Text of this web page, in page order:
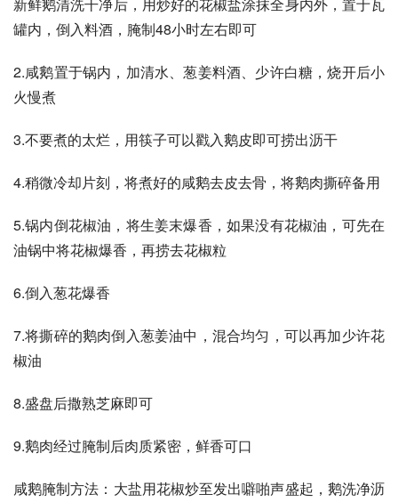
新鲜鹅清洗干净后，用炒好的花椒盐涂抹全身内外，置于瓦
罐内，倒入料酒，腌制48小时左右即可
2.咸鹅置于锅内，加清水、葱姜料酒、少许白糖，烧开后小
火慢煮
3.不要煮的太烂，用筷子可以戳入鹅皮即可捞出沥干
4.稍微冷却片刻，将煮好的咸鹅去皮去骨，将鹅肉撕碎备用
5.锅内倒花椒油，将生姜末爆香，如果没有花椒油，可先在
油锅中将花椒爆香，再捞去花椒粒
6.倒入葱花爆香
7.将撕碎的鹅肉倒入葱姜油中，混合均匀，可以再加少许花
椒油
8.盛盘后撒熟芝麻即可
9.鹅肉经过腌制后肉质紧密，鲜香可口
咸鹅腌制方法：大盐用花椒炒至发出噼啪声盛起，鹅洗净沥